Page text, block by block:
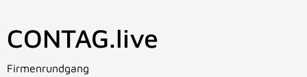
CONTAG.live
Firmenrundgang